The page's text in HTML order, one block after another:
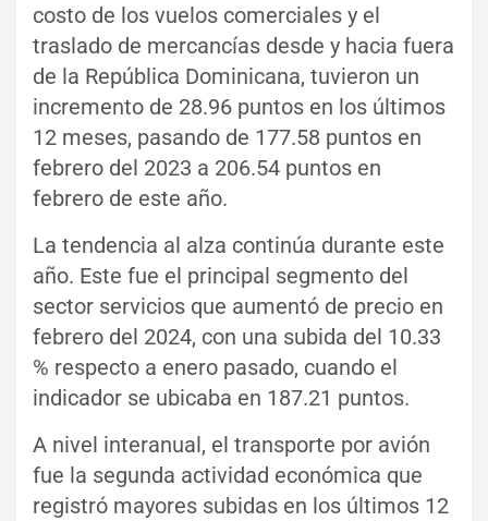
costo de los vuelos comerciales y el
traslado de mercancías desde y hacia fuera
de la República Dominicana, tuvieron un
incremento de 28.96 puntos en los últimos
12 meses, pasando de 177.58 puntos en
febrero del 2023 a 206.54 puntos en
febrero de este año.
La tendencia al alza continúa durante este
año. Este fue el principal segmento del
sector servicios que aumentó de precio en
febrero del 2024, con una subida del 10.33
% respecto a enero pasado, cuando el
indicador se ubicaba en 187.21 puntos.
A nivel interanual, el transporte por avión
fue la segunda actividad económica que
registró mayores subidas en los últimos 12